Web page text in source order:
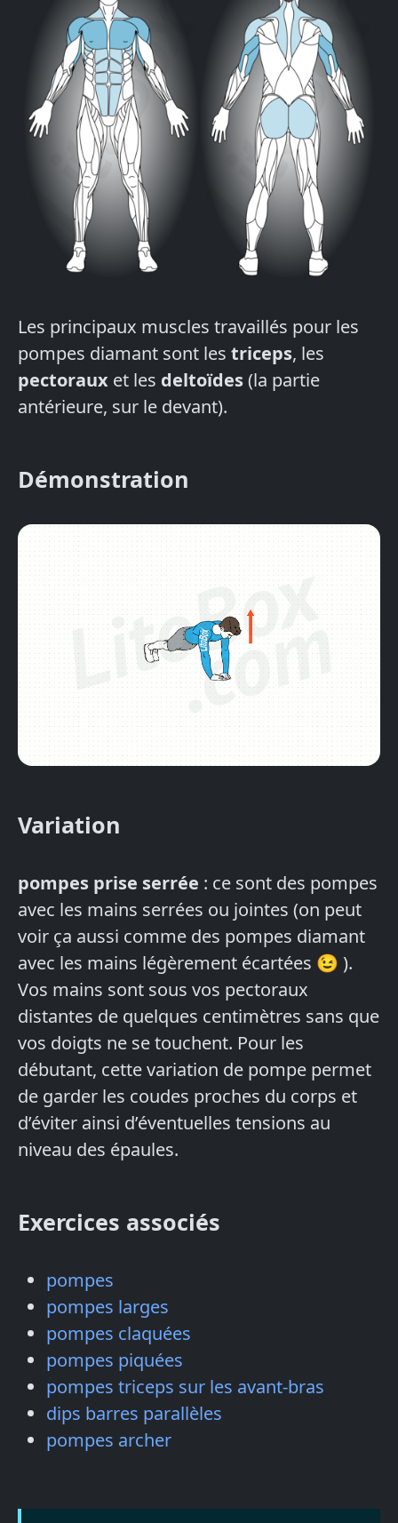
Les principaux muscles travaillés pour les
pompes diamant sont les triceps, les
pectoraux et les deltoïdes(la partie
antérieure, sur le devant).
Démonstration
Variation
pompes prise serrée : ce sont des pompes
avec les mains serrées ou jointes (on peut
voir ça aussi comme des pompes diamant
avec les mains légèrement écartées 😉 ).
Vos mains sont sous vos pectoraux
distantes de quelques centimètres sans que
vos doigts ne se touchent. Pour les
débutant, cette variation de pompe permet
de garder les coudes proches du corps et
d’éviter ainsi d’éventuelles tensions au
niveau des épaules.
Exercices associés
pompes
pompes larges
pompes claquées
pompes piquées
pompes triceps sur les avant-bras
dips barres parallèles
pompes archer